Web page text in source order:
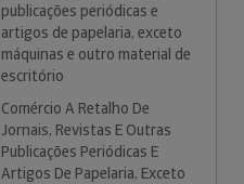
publicações periódicas e
artigos de papelaria, exceto
máquinas e outro material de
escritório
Comércio A Retalho De
Jornais, Revistas E Outras
Publicações Periódicas E
Artigos De Papelaria, Exceto